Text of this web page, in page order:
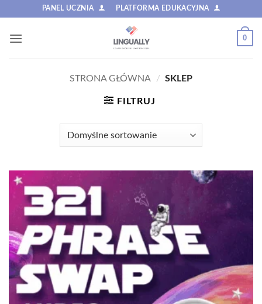
zawartości
PANEL UCZNIA PLATFORMA EDUKACYJNA
0
STRONA GŁÓWNA / SKLEP
FILTRUJ